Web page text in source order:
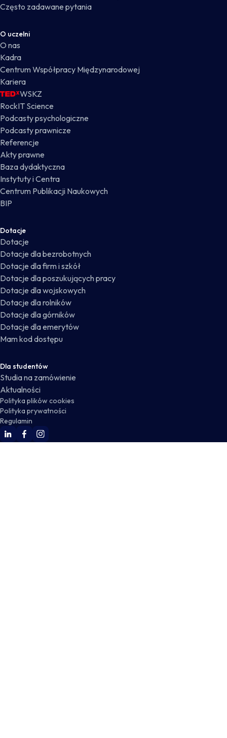
Często zadawane pytania
O uczelni
O nas
Kadra
Centrum Współpracy Międzynarodowej
Kariera
WSKZ
RockIT Science
Podcasty psychologiczne
Podcasty prawnicze
Referencje
Akty prawne
Baza dydaktyczna
Instytuty i Centra
Centrum Publikacji Naukowych
BIP
Dotacje
Dotacje
Dotacje dla bezrobotnych
Dotacje dla firm i szkół
Dotacje dla poszukujących pracy
Dotacje dla wojskowych
Dotacje dla rolników
Dotacje dla górników
Dotacje dla emerytów
Mam kod dostępu
Dla studentów
Studia na zamówienie
Aktualności
Polityka plików cookies
Polityka prywatności
Regulamin
WSKZ Linkedin
WSKZ Facebook
WSKZ Instagram